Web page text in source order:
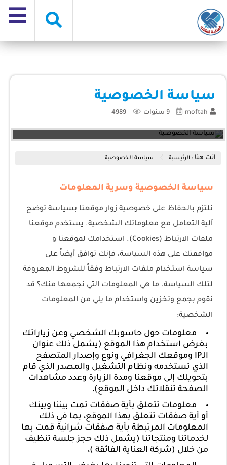
سياسة الخصوصية
moftah 9 سنوات 4989
انت هنا :الرئيسية سياسة الخصوصية
سياسة الخصوصية وسرية المعلومات
نلتزم بالحفاظ على خصوصية زوار موقعنا بسياسة توضح
آلية التعامل مع معلوماتك الشخصية. يستخدم موقعنا
ملفات الارتباط (Cookies). استخدامك لموقعنا و
موافقتك على هذه السياسة، فإنك توافق أيضاً على
سياسة استخدام ملفات الارتباط وفقاً للشروط المعروفة
لتلك السياسة. ما هي المعلومات التي نجمعها منك؟ قد
نقوم بجمع وتخزين واستخدام ما يلي من المعلومات
الشخصية:
معلومات حول حاسوبك الشخصي وعن زياراتك
بغرض استخدام هذا الموقع (يشمل ذلك عنوان
الـIP وموقعك الجغرافي ونوع وإصدار المتصفح
الذي تستخدمه ونظام التشغيل والمصدر الذي قام
بتحويلك إلى موقعنا ومدة الزيارة وعدد مشاهدات
الصفحة تنقلاتك داخل الموقع)،
معلومات تتعلق بأية صفقات تمت بيننا وبينك
أو أية صفقات تتعلق بهذا الموقع، بما في ذلك
المعلومات المرتبطة بأية صفقات شرائية قمت بها
لخدماتنا ومنتجاتنا (يشمل ذلك حجز جلسة تنظيف
من خلال (شركة العناية الفائقة )،